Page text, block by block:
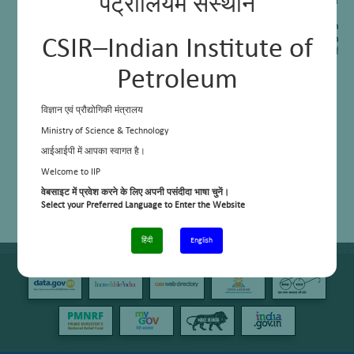
पेट्रोलियम संस्थान
CSIR–Indian Institute of
Petroleum
विज्ञान एवं प्रौद्योगिकी मंत्रालय
Ministry of Science & Technology
आईआईपी में आपका स्वागत है।
Welcome to IIP
वेबसाइट में प्रवेश करने के लिए अपनी पसंदीदा भाषा चुनें।
Select your Preferred Language to Enter the Website
हिंदी English
अनुसंधान बोर्ड से रामानुजन अध्येतावृत्ति अनुदान (RJF/2020/000063)
A Bench Scale High Pressure Visual Autoclave: Assessment of Green
Hydrate Inhibitors for Deepwater Energy Production, SERB-Core Research
Grant (CRG/2021/005315)
/ बेंच स्तर का उच्च दबाव पारदर्शी आटोक्लेव: गहरे पानी में
विज्ञान और इंजीनियरी अनुसंधान बोर्ड से मूल अनुसंधान अनुदान (CRG/2021/005315)